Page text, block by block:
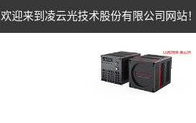
欢迎来到凌云光技术股份有限公司网站！